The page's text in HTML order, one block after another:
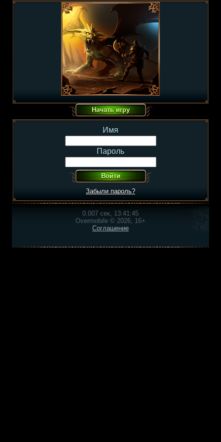
Имя
Пароль
Забыли пароль?
0.007 сек, 13:41:45
Overmobile © 2026, 16+
Соглашение